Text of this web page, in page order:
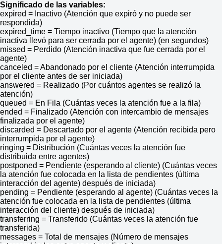
Significado de las variables:
expired = Inactivo (Atención que expiró y no puede ser
respondida)
expired_time = Tiempo inactivo (Tiempo que la atención
inactiva llevó para ser cerrada por el agente) (en segundos)
missed = Perdido (Atención inactiva que fue cerrada por el
agente)
canceled = Abandonado por el cliente (Atención interrumpida
por el cliente antes de ser iniciada)
answered = Realizado (Por cuántos agentes se realizó la
atención)
queued = En Fila (Cuántas veces la atención fue a la fila)
ended = Finalizado (Atención con intercambio de mensajes
finalizada por el agente)
discarded = Descartado por el agente (Atención recibida pero
interrumpida por el agente)
ringing = Distribución (Cuántas veces la atención fue
distribuida entre agentes)
postponed = Pendiente (esperando al cliente) (Cuántas veces
la atención fue colocada en la lista de pendientes (última
interacción del agente) después de iniciada)
pending = Pendiente (esperando al agente) (Cuántas veces la
atención fue colocada en la lista de pendientes (última
interacción del cliente) después de iniciada)
transferring = Transferido (Cuántas veces la atención fue
transferida)
messages = Total de mensajes (Número de mensajes